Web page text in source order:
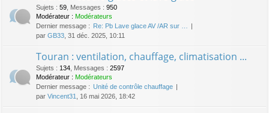
Sujets : 59 Messages : 950
Modérateur : Modérateurs
Dernier message : Re: Pb Lave glace AV /AR sur …
par GB33 , 31 déc. 2025, 10:11
Touran : ventilation, chauffage, climatisation ...
Sujets : 134 Messages : 2597
Modérateur : Modérateurs
Dernier message : Unité de contrôle chauffage
par Vincent31 , 16 mai 2026, 18:42